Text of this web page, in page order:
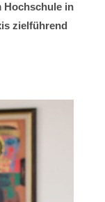
Hochschule in
zielführend